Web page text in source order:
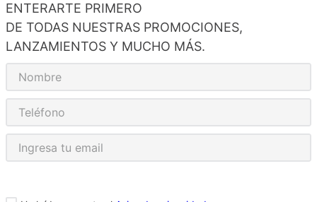
ENTERARTE PRIMERO
DE TODAS NUESTRAS PROMOCIONES,
LANZAMIENTOS Y MUCHO MÁS.